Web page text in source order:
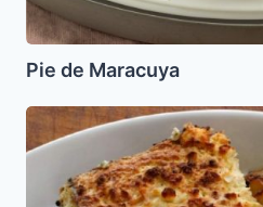
Pie de Maracuya
Lasagna
para